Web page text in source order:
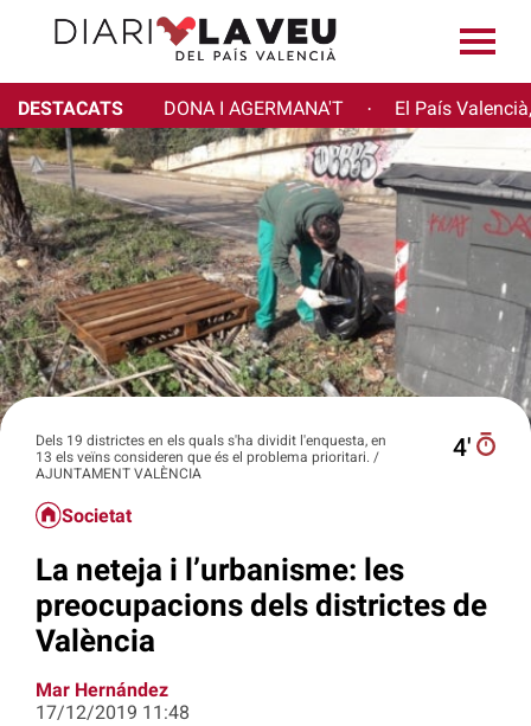
DESTACATS DONA I AGERMANA'T · El País
Dels 19 districtes en els quals s'ha dividit l'enquesta, en
13 els veïns consideren que és el problema prioritari. /
AJUNTAMENT VALÈNCIA
4′
Societat
La neteja i l’urbanisme: les
preocupacions dels districtes de
València
Mar Hernández
17/12/2019 11:48